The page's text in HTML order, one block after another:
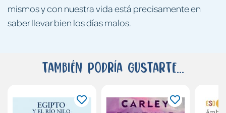
mismos y con nuestra vida está precisamente en
saber llevar bien los días malos.
También podría gustarte...